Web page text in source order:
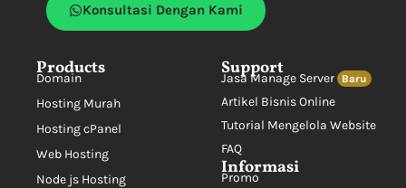
Products
Domain
Hosting Murah
Hosting cPanel
Web Hosting
Node js Hosting
Support
Jasa Manage Server Baru
Artikel Bisnis Online
Tutorial Mengelola Website
FAQ
Informasi
Promo
Konsultasi Dengan Kami